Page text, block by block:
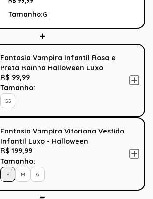
Tamanho:G
Fantasia Vampira Infantil Rosa e
Preta Rainha Halloween Luxo
R$ 99,99
Tamanho:
GG
Fantasia Vampira Vitoriana Vestido
Infantil Luxo - Halloween
R$ 199,99
Tamanho:
P M G